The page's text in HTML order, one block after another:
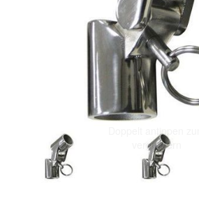
Doppelt antippen zum
vergrößern